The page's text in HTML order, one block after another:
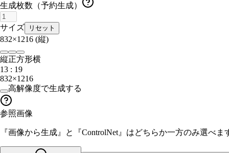
生成枚数（予約生成）
サイズ リセット
832×1216 (縦)
縦正方形横
13 : 19
832×1216
高解像度で生成する
参照画像
『画像から生成』と『ControlNet』はどちらか一方のみ選べ